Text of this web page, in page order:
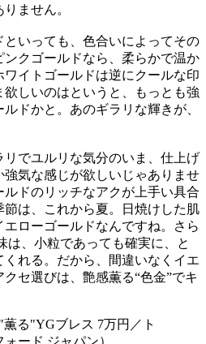
ません。
いっても、色合いによってその
クゴールドなら、柔らかで温か
イトゴールドは逆にクールな印
しいのはというと、もっとも強
ドかと。あのギラリな輝きが、
でユルリな気分のいま、仕上げ
気な感じが欲しいじゃありませ
ドのリッチなアクが上手い具合
は、これから夏。日焼けした肌
ローゴールドなんですね。さら
は、小粒であっても確実に、と
れる。だから、間違いなくイエ
セ選びは、艶感薫る“色金”でキ